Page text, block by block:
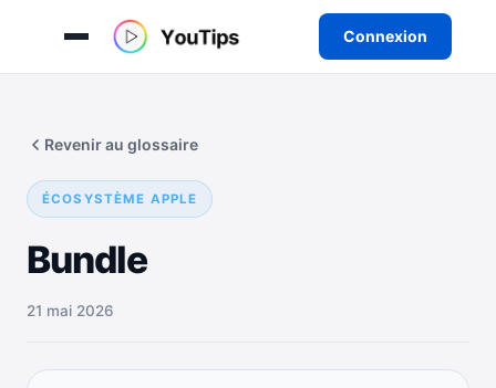
Connexion
contenu
ÉCOSYSTÈME APPLE
Bundle
Revenir au glossaire
21 mai 2026